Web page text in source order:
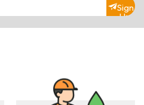
Sign
Up